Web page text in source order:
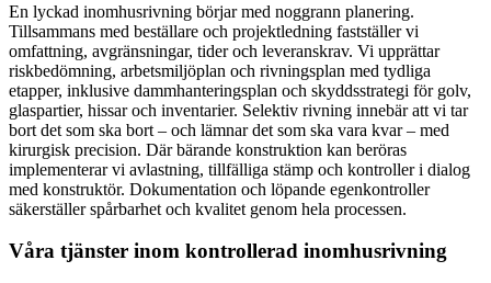
En lyckad inomhusrivning börjar med noggrann planering.
Tillsammans med beställare och projektledning fastställer vi
omfattning, avgränsningar, tider och leveranskrav. Vi upprättar
riskbedömning, arbetsmiljöplan och rivningsplan med tydliga
etapper, inklusive dammhanteringsplan och skyddsstrategi för golv,
glaspartier, hissar och inventarier. Selektiv rivning innebär att vi tar
bort det som ska bort – och lämnar det som ska vara kvar – med
kirurgisk precision. Där bärande konstruktion kan beröras
implementerar vi avlastning, tillfälliga stämp och kontroller i dialog
med konstruktör. Dokumentation och löpande egenkontroller
säkerställer spårbarhet och kvalitet genom hela processen.
Våra tjänster inom kontrollerad inomhusrivning